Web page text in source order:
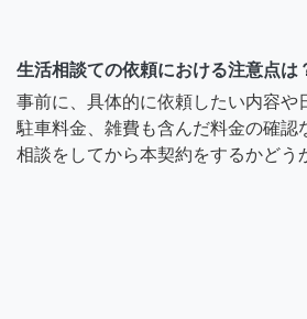
生活相談ての依頼における注意点は
事前に、具体的に依頼したい内容や
駐車料金、雑費も含んだ料金の確認
相談をしてから本契約をするかどう